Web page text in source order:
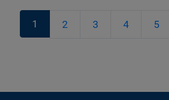
1 2 3 4 5